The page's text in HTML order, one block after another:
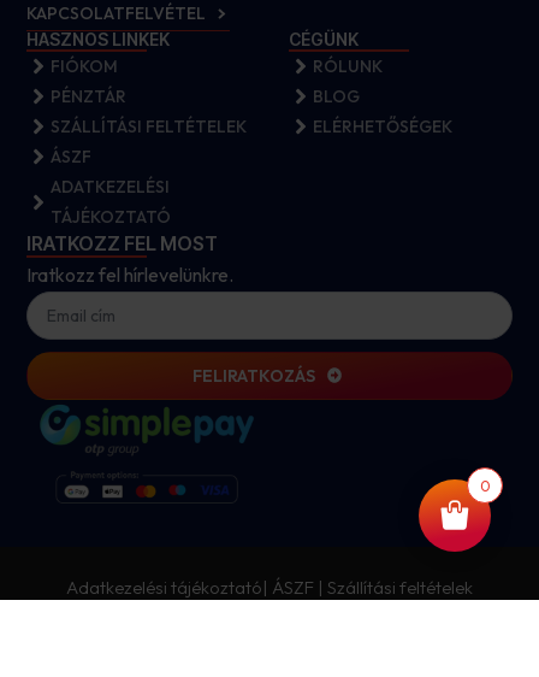
KAPCSOLATFELVÉTEL
HASZNOS LINKEK
FIÓKOM
PÉNZTÁR
SZÁLLÍTÁSI FELTÉTELEK
ÁSZF
ADATKEZELÉSI
TÁJÉKOZTATÓ
CÉGÜNK
RÓLUNK
BLOG
ELÉRHETŐSÉGEK
IRATKOZZ FEL MOST
Iratkozz fel hírlevelünkre.
FELIRATKOZÁS
Adatkezelési tájékoztató| ÁSZF | Szállítási feltételek
0